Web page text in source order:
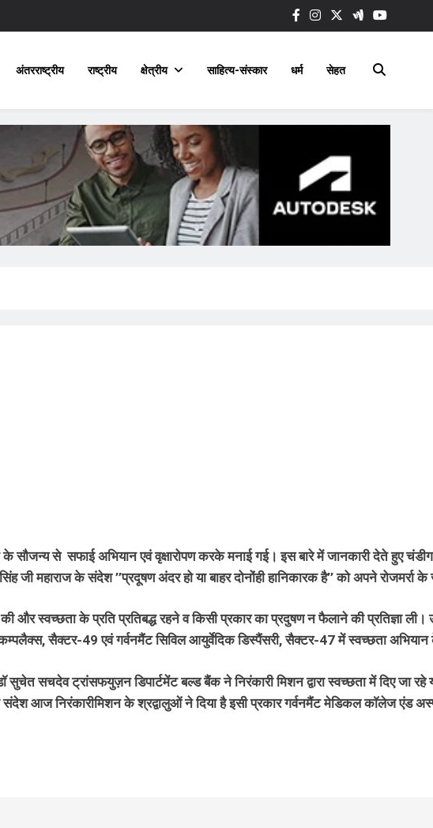
अंतरराष्ट्रीय राष्ट्रीय क्षेत्रीय साहित्य-संस्कार धर्म सेहत
सौजन्य से सफाई अभियान एवं वृक्षारोपण करके मनाई गई। इस बारे में जानकारी देते हुए
जी महाराज के संदेश ’’प्रदूषण अंदर हो या बाहर दोनोंही हानिकारक है’’ को अपने
और स्वच्छता के प्रति प्रतिबद्ध रहने व किसी प्रकार का प्रदुषण न फैलाने की
सैक्टर-49 एवं गर्वनमैंट सिविल आयुर्वेदिक डिस्पैंसरी, सैक्टर-47 में स्वच्छता
ट्रांसफयुज़न डिपार्टमेंट बल्ड बैंक ने निरंकारी मिशन द्वारा स्वच्छता में दिए जा
आज निरंकारीमिशन के श्रद्वालुओं ने दिया है इसी प्रकार गर्वनमैंट मेडिकल काॅलेज एंड